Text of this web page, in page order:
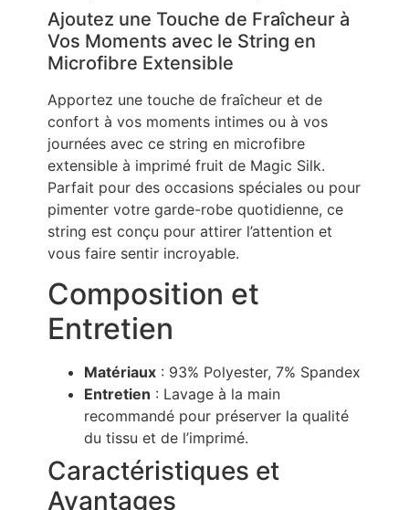
Ajoutez une Touche de Fraîcheur à
Vos Moments avec le String en
Microfibre Extensible
Apportez une touche de fraîcheur et de
confort à vos moments intimes ou à vos
journées avec ce string en microfibre
extensible à imprimé fruit de Magic Silk.
Parfait pour des occasions spéciales ou pour
pimenter votre garde-robe quotidienne, ce
string est conçu pour attirer l’attention et
vous faire sentir incroyable.
Composition et
Entretien
Matériaux : 93% Polyester, 7% Spandex
Entretien : Lavage à la main
recommandé pour préserver la qualité
du tissu et de l’imprimé.
Caractéristiques et
Avantages